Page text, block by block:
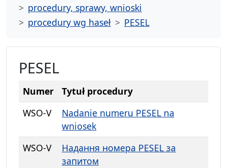
procedury, sprawy, wnioski
procedury wg haseł
PESEL
PESEL
Numer
Tytuł procedury
WSO-V
Nadanie numeru PESEL na
wniosek
WSO-V
Надання номера PESEL за
запитом